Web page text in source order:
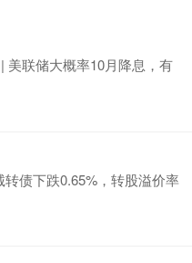
美联储大概率10月降息，有
债下跌0.65%，转股溢价率